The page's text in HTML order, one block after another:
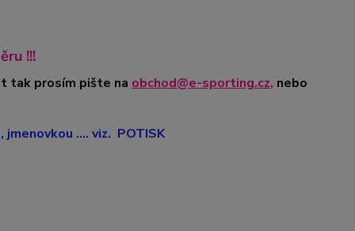
!!!
tak prosím pište na obchod@e-sporting.cz, nebo
.... viz. POTISK